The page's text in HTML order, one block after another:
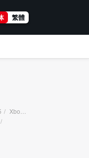
繁體
/ XboxOne
/